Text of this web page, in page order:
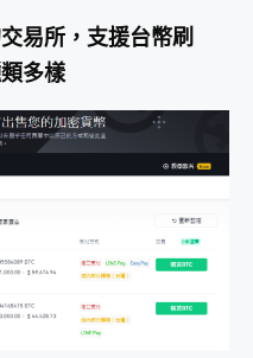
易所，支援台幣刷
多樣